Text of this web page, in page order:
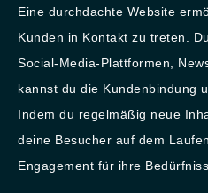
Eine durchdachte Website
Kunden in Kontakt zu treten.
Social-Media-Plattformen,
kannst du die Kundenbindung
Indem du regelmäßig neue
deine Besucher auf dem
Engagement für ihre